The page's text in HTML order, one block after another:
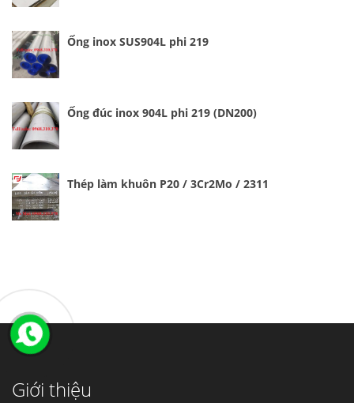
Ống inox SUS904L phi 219
Ống đúc inox 904L phi 219 (DN200)
Thép làm khuôn P20 / 3Cr2Mo / 2311
Giới thiệu